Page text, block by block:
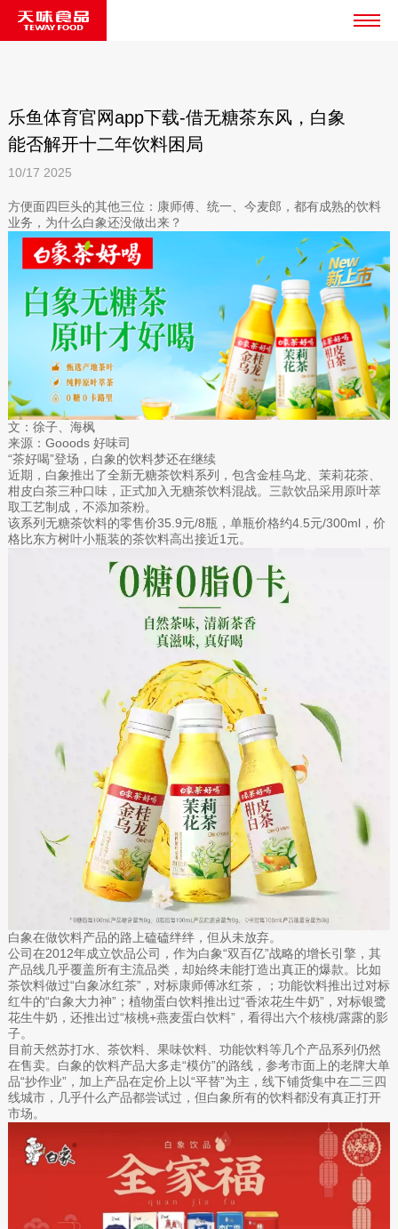
乐鱼体育官网app下载-借无糖茶东风，白象
能否解开十二年饮料困局
10/17 2025
方便面四巨头的其他三位：康师傅、统一、今麦郎，都有成熟的饮料
业务，为什么白象还没做出来？
文：徐子、海枫
来源：Gooods 好味司
“茶好喝”登场，白象的饮料梦还在继续
近期，白象推出了全新无糖茶饮料系列，包含金桂乌龙、茉莉花茶、
柑皮白茶三种口味，正式加入无糖茶饮料混战。三款饮品采用原叶萃
取工艺制成，不添加茶粉。
该系列无糖茶饮料的零售价35.9元/8瓶，单瓶价格约4.5元/300ml，价
格比东方树叶小瓶装的茶饮料高出接近1元。
白象在做饮料产品的路上磕磕绊绊，但从未放弃。
公司在2012年成立饮品公司，作为白象“双百亿”战略的增长引擎，其
产品线几乎覆盖所有主流品类，却始终未能打造出真正的爆款。比如
茶饮料做过“白象冰红茶”，对标康师傅冰红茶，；功能饮料推出过对标
红牛的“白象大力神”；植物蛋白饮料推出过“香浓花生牛奶”，对标银鹭
花生牛奶，还推出过“核桃+燕麦蛋白饮料”，看得出六个核桃/露露的影
子。
目前天然苏打水、茶饮料、果味饮料、功能饮料等几个产品系列仍然
在售卖。白象的饮料产品大多走“模仿”的路线，参考市面上的老牌大单
品“抄作业”，加上产品在定价上以“平替”为主，线下铺货集中在二三四
线城市，几乎什么产品都尝试过，但白象所有的饮料都没有真正打开
市场。